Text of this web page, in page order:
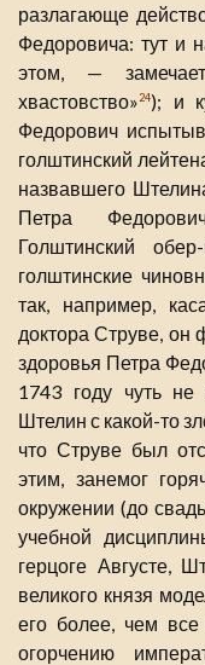
разлагающе
Федоровича: тут и
этом, —
хвастовство»24); и
Федорович
голштинский
назвавшего
Петра
Голштинский
голштинские
так, например,
доктора Струве, он
здоровья Петра
1743 году чуть не
Штелин с какой-то
что Струве был
этим, занемог
окружении (до
учебной
герцоге Августе,
великого князя
его более, чем все
огорчению